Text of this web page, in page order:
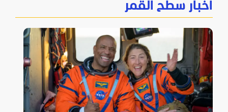
أخبار سطح القمر